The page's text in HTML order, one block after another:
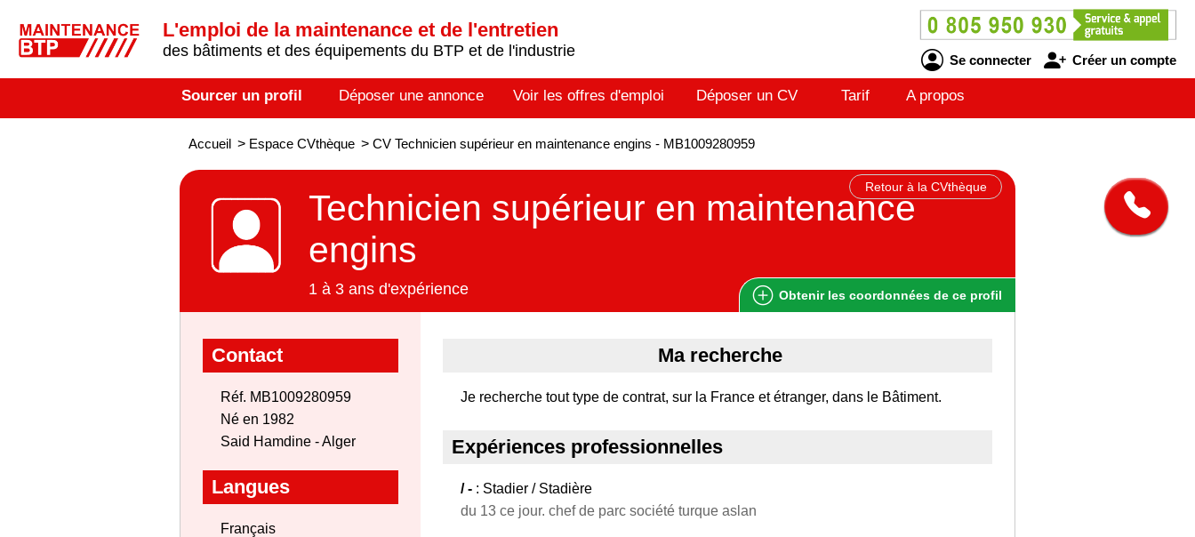
L'emploi de la maintenance et de l'entretien
des bâtiments et des équipements du BTP et de l'industrie
Se connecter Créer un compte
Sourcer un profil Déposer une annonce Voir les offres d'emploi Déposer un CV Tarif A propos
Accueil > Espace CVthèque > CV Technicien supérieur en maintenance engins - MB1009280959
Retour à la CVthèque
Technicien supérieur en maintenance
engins
1 à 3 ans d'expérience Obtenir les coordonnées de ce profil
Contact
Réf. MB1009280959
Né en 1982
Said Hamdine - Alger
Langues
Français
Ma recherche
Je recherche tout type de contrat, sur la France et étranger, dans le Bâtiment.
Expériences professionnelles
/ - : Stadier / Stadière
du 13 ce jour. chef de parc société turque aslan